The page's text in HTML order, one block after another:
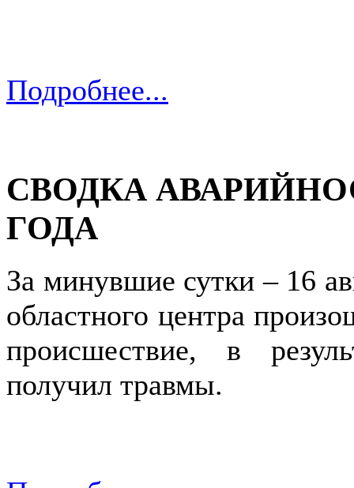
Подробнее...
СВОДКА
ГОДА
За минувшие сутки – 16
областного центра
происшествие, в
получил травмы.